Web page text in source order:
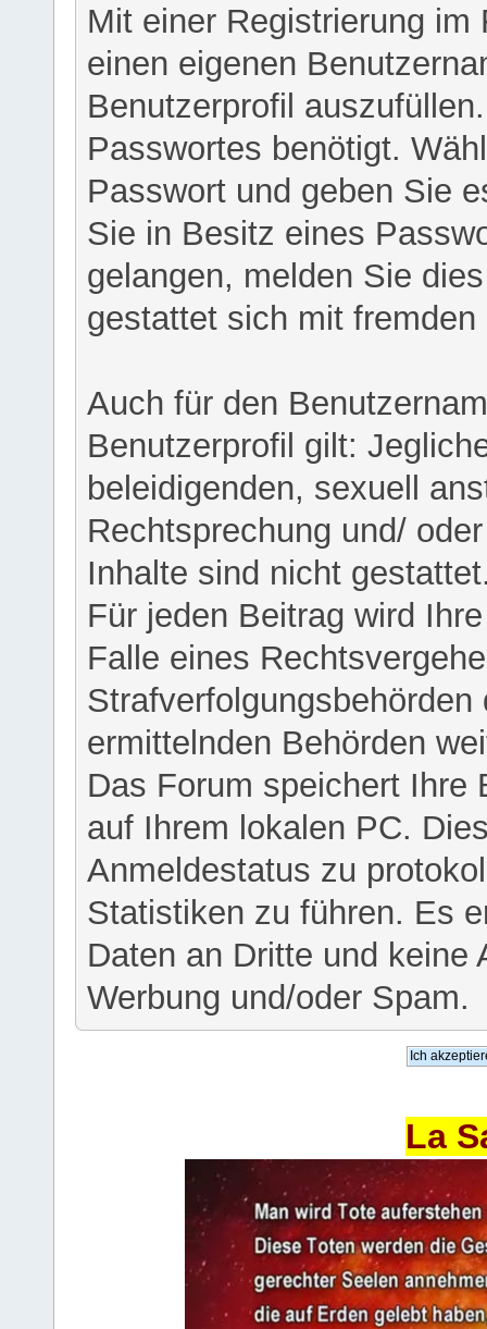
Mit einer Registrierung
einen eigenen
Benutzerprofil
Passwortes benötigt.
Passwort und geben Sie
Sie in Besitz eines
gelangen, melden Sie
gestattet sich mit
Auch für den
Benutzerprofil gilt:
beleidigenden, sexuell
Rechtsprechung und/
Inhalte sind nicht
Für jeden Beitrag wird
Falle eines
ermittelnden Behörden
Das Forum speichert Ihre
auf Ihrem lokalen PC.
Anmeldestatus zu
Statistiken zu führen. Es
Daten an Dritte und keine
Werbung und/oder Spam.
La